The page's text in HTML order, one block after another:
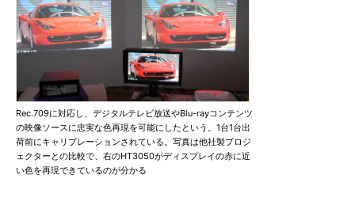
Rec.709に対応し、デジタルテレビ放送やBlu-rayコンテンツ
の映像ソースに忠実な色再現を可能にしたという。1台1台出
荷前にキャリブレーションされている。写真は他社製プロジ
ェクターとの比較で、右のHT3050がディスプレイの赤に近
い色を再現できているのが分かる